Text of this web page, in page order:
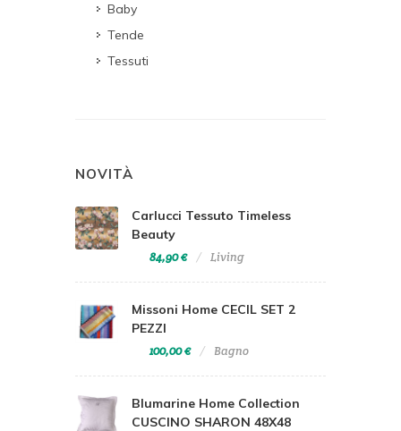
Baby
Tende
Tessuti
NOVITÀ
Carlucci Tessuto Timeless
Beauty
84,90 € Living
Missoni Home CECIL SET 2
PEZZI
100,00 € Bagno
Blumarine Home Collection
CUSCINO SHARON 48X48